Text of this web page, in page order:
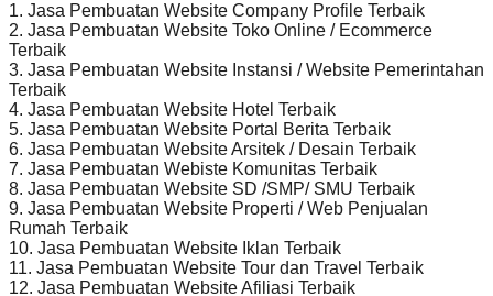
1. Jasa Pembuatan Website Company Profile Terbaik
2. Jasa Pembuatan Website Toko Online / Ecommerce
Terbaik
3. Jasa Pembuatan Website Instansi / Website Pemerintahan
Terbaik
4. Jasa Pembuatan Website Hotel Terbaik
5. Jasa Pembuatan Website Portal Berita Terbaik
6. Jasa Pembuatan Website Arsitek / Desain Terbaik
7. Jasa Pembuatan Webiste Komunitas Terbaik
8. Jasa Pembuatan Website SD /SMP/ SMU Terbaik
9. Jasa Pembuatan Website Properti / Web Penjualan
Rumah Terbaik
10. Jasa Pembuatan Website Iklan Terbaik
11. Jasa Pembuatan Website Tour dan Travel Terbaik
12. Jasa Pembuatan Website Afiliasi Terbaik